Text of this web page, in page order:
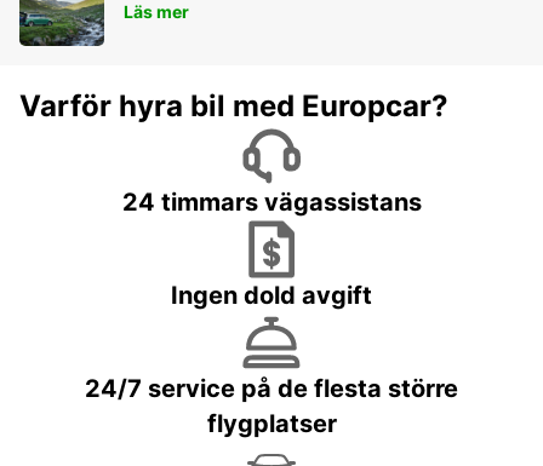
Läs mer
Varför hyra bil med Europcar?
24 timmars vägassistans
Ingen dold avgift
24/7 service på de flesta större
flygplatser